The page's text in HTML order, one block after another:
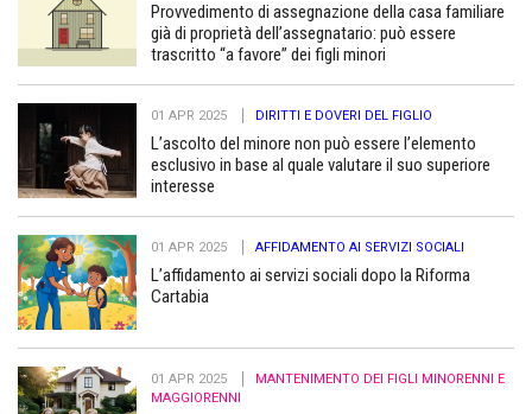
Provvedimento di assegnazione della casa familiare
già di proprietà dell’assegnatario: può essere
trascritto “a favore” dei figli minori
01 APR 2025 DIRITTI E DOVERI DEL FIGLIO
L’ascolto del minore non può essere l’elemento
esclusivo in base al quale valutare il suo superiore
interesse
01 APR 2025 AFFIDAMENTO AI SERVIZI SOCIALI
L’affidamento ai servizi sociali dopo la Riforma
Cartabia
01 APR 2025
MANTENIMENTO DEI FIGLI MINORENNI E
MAGGIORENNI